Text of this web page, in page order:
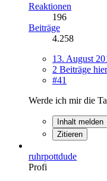
Reaktionen
196
Beiträge
4.258
13. August
2 Beiträge hier
#41
Werde ich mir die
Inhalt melden
Zitieren
ruhrpottdude
Profi